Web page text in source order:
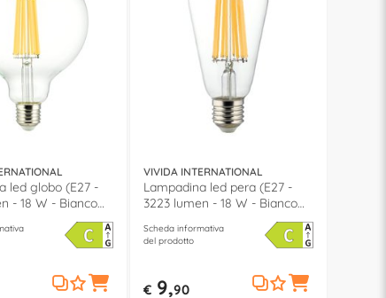
led globo (E27 -
- 18 W - Bianco
VIVIDA INTERNATIONAL
Lampadina led pera (E27 -
3223 lumen - 18 W - Bianco
Scheda informativa
del prodotto
€9,90